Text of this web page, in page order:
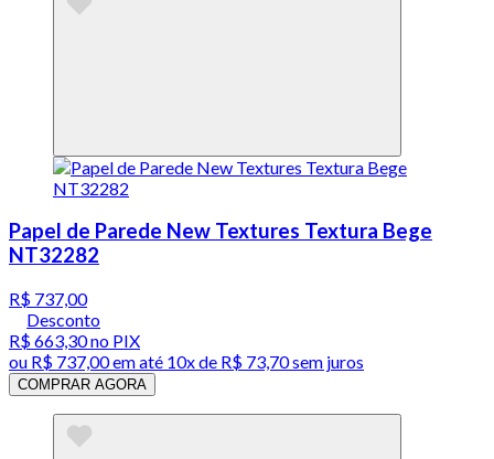
Papel de Parede New Textures Textura Bege
NT32282
R$ 737,00
Desconto
R$ 663,30no PIX
ou R$ 737,00em até 10x de R$ 73,70 sem juros
COMPRAR AGORA